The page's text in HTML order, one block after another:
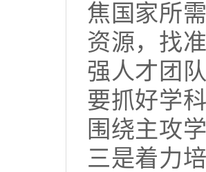
焦国家所
资源，找
强人才团
要抓好学
围绕主攻
三是着力